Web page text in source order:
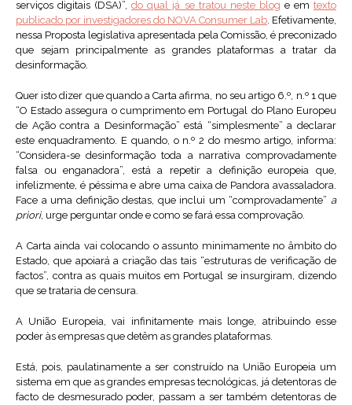
serviços digitais (DSA)”,do qual já se tratou neste blog e em texto
publicado por investigadores do NOVA Consumer Lab. Efetivamente,
nessa Proposta legislativa apresentada pela Comissão, é preconizado
que sejam principalmente as grandes plataformas a tratar da
desinformação.
Quer isto dizer que quando a Carta afirma, no seu artigo 6.º, n.º 1 que
“O Estado assegura o cumprimento em Portugal do Plano Europeu
de Ação contra a Desinformação” está “simplesmente” a declarar
este enquadramento. E quando, o n.º 2 do mesmo artigo, informa:
“Considera-se desinformação toda a narrativa comprovadamente
falsa ou enganadora”, está a repetir a definição europeia que,
infelizmente, é péssima e abre uma caixa de Pandora avassaladora.
Face a uma definição destas, que inclui um “comprovadamente” a
priori, urge perguntar onde e como se fará essa comprovação.
A Carta ainda vai colocando o assunto minimamente no âmbito do
Estado, que apoiará a criação das tais “estruturas de verificação de
factos”, contra as quais muitos em Portugal se insurgiram, dizendo
que se trataria de censura.
A União Europeia, vai infinitamente mais longe, atribuindo esse
poder às empresas que detêm as grandes plataformas.
Está, pois, paulatinamente a ser construído na União Europeia um
sistema em que as grandes empresas tecnológicas, já detentoras de
facto de desmesurado poder, passam a ser também detentoras de